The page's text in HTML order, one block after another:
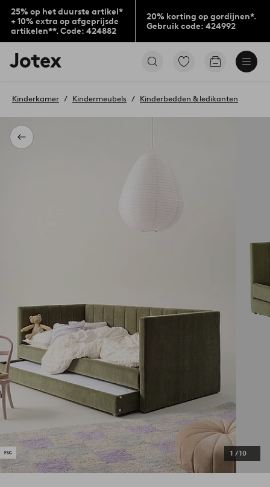
25% op het duurste artikel*
+ 10% extra op afgeprijsde
artikelen**. Code: 424882
20% korting op gordijnen*.
Gebruik code: 424992
Jotex
logo
to
home
page
Ga
gemarkeerde
Go
Terug
Kinderkamer Kindermeubels Kinderbedden & ledikanten
1 /10